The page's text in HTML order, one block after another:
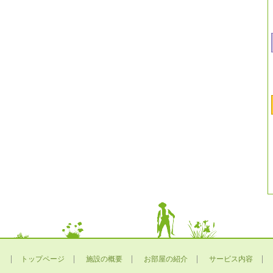
トップページ 施設の概要 お部屋の紹介 サービス内容